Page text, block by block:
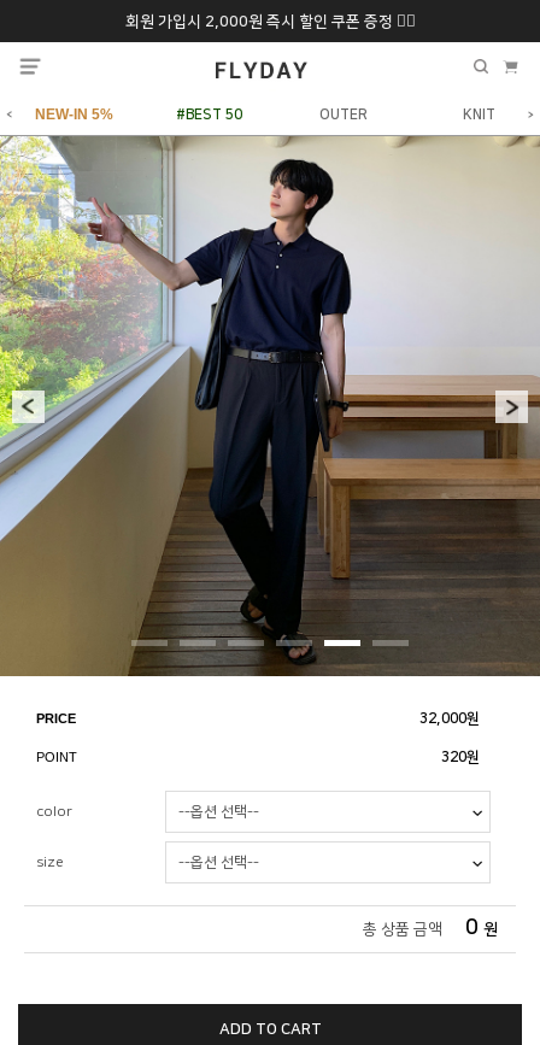
회원 가입시 2,000원 즉시 할인 쿠폰 증정 ❤️‍🔥
추석 특별 할인 10~20% 9/6 화 ~ 9/12월
NEW-IN 5% #BEST 50 OUTER KNIT
PRICE 32,000원
POINT 320원
color
size
총 상품 금액 0 원
ADD TO CART